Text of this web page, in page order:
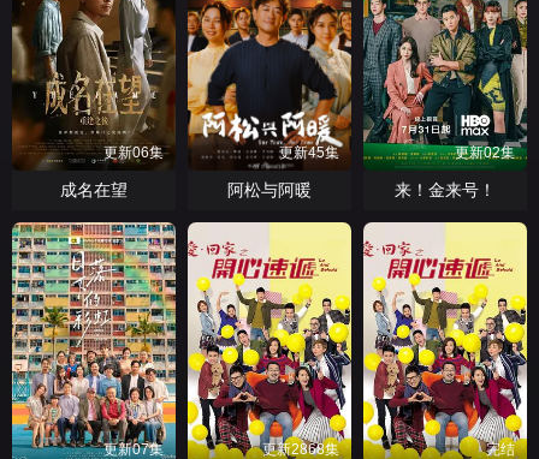
更新06集
成名在望
更新45集
阿松与阿暖
更新02集
来！金来号！
更新07集 更新2868集 完结